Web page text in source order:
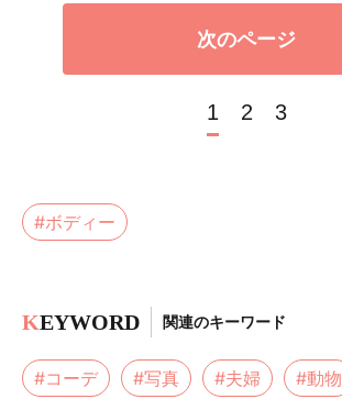
次のページ
1 2 3
#ボディー
KEYWORD 関連のキーワード
#コーデ #写真 #夫婦 #動物